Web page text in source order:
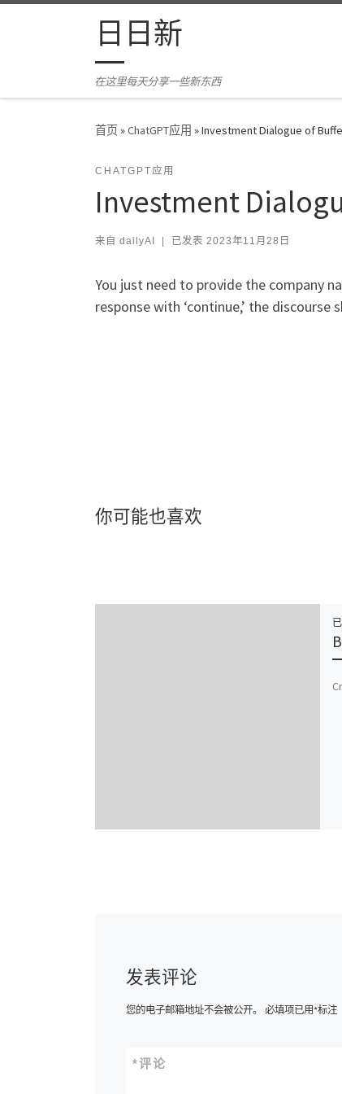
Skip to content日日新
在这里每天分享一些新东西
首页»ChatGPT应用 »Investment Dialogue of
CHATGPT应用
Investment
来自 dailyAI 已发表 2023年11月28日
You just need to provide the company
response with ‘continue,’ the discourse
你可能也喜欢
发表评论
您的电子邮箱地址不会被公开。 必填项已用*标注
评论
*